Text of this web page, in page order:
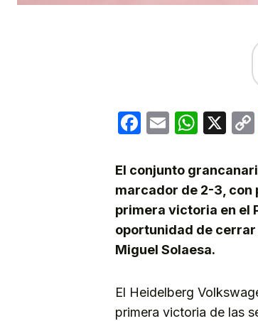
Facebook
Email X
El conjunto
marcador de 2-3, con
primera victoria en el
oportunidad de cerrar
Miguel Solaesa.
El Heidelberg
primera victoria de las